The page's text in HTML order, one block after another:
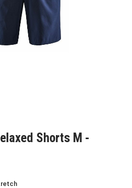
Shorts M -